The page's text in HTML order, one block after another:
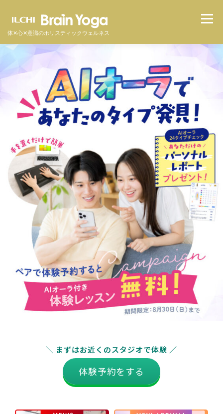
体✕心✕意識のホリスティックウェルネス
メニ
体験者の声 よくある質問 オンラインクラス
体験予約をする
＼ まずはお近くのスタジオで体験 ／
体験予約をする